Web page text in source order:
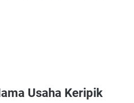
Maupun Kata Kerja
Usaha Keripik